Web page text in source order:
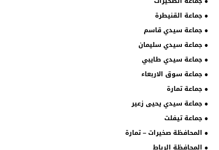
● جماعة القنيطرة
● جماعة سيدي قاسم
● جماعة سيدي سليمان
● جماعة سيدي طايبي
● جماعة سوق الاربعاء
● جماعة تمارة
● جماعة سيدي يحيى زعير
● جماعة تيفلت
● المحافظة صخيرات – تمارة
● المحافظة الرباط